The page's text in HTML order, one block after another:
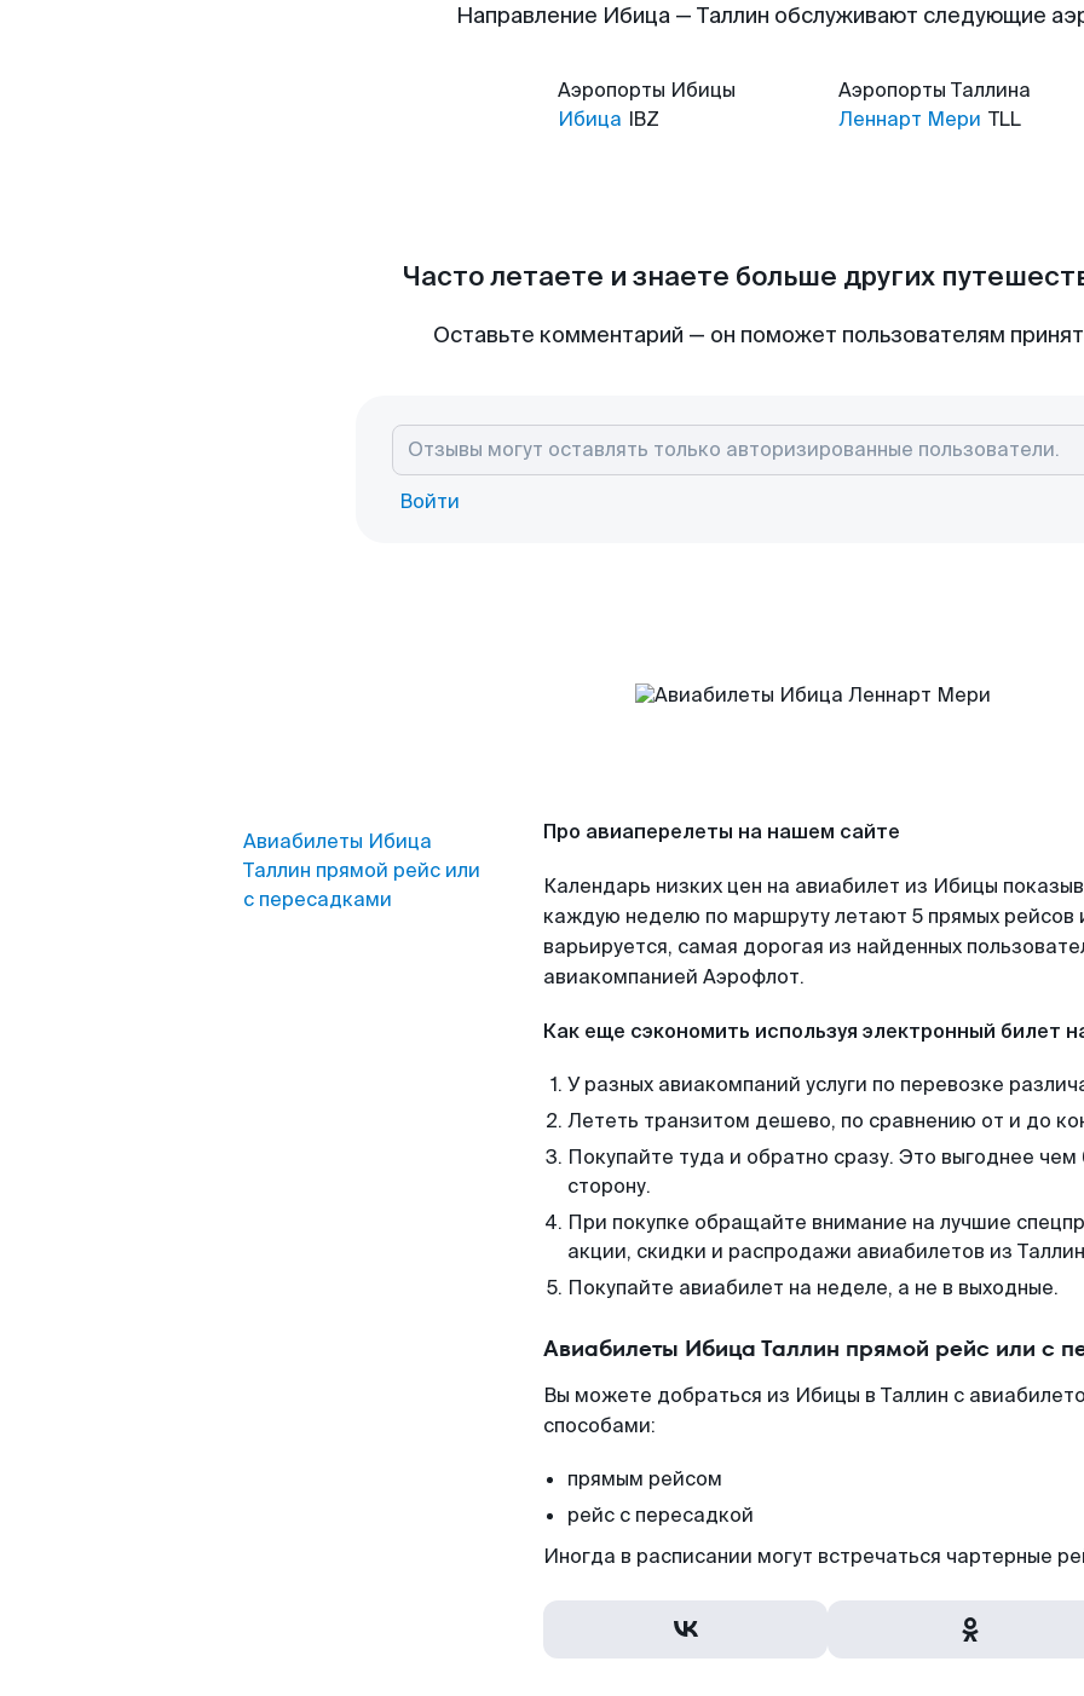
Направление Ибица — Таллин обслуживают следующие
Аэропорты Ибицы
Ибица IBZ
Аэропорты Таллина
Леннарт Мери TLL
Часто летаете и знаете больше других
Оставьте комментарий — он поможет пользователям
Войти
Авиабилеты Ибица
Таллин прямой рейс или
с пересадками
Про авиаперелеты на нашем сайте
Календарь низких цен на авиабилет из Ибицы
каждую неделю по маршруту летают 5 прямых рейсов
варьируется, самая дорогая из найденных
авиакомпанией Аэрофлот.
Как еще сэкономить используя электронный билет
У разных авиакомпаний услуги по перевозке
Лететь транзитом дешево, по сравнению от и до
Покупайте туда и обратно сразу. Это выгоднее
сторону.
При покупке обращайте внимание на лучшие
акции, скидки и распродажи авиабилетов из
Покупайте авиабилет на неделе, а не в выходные.
Авиабилеты Ибица Таллин прямой рейс или с
Вы можете добраться из Ибицы в Таллин с
способами:
прямым рейсом
рейс с пересадкой
Иногда в расписании могут встречаться чартерные